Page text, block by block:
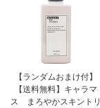
【ランダムおまけ付】
【送料無料】キャラマ
ス まろやかスキントリ